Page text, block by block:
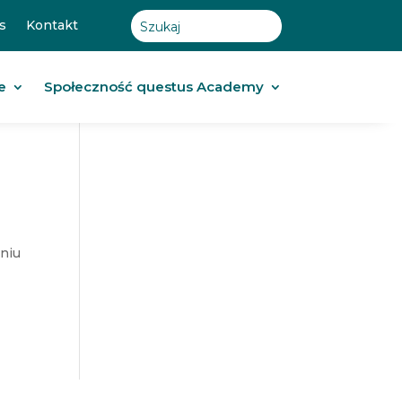
Kontakt
Społeczność questus Academy